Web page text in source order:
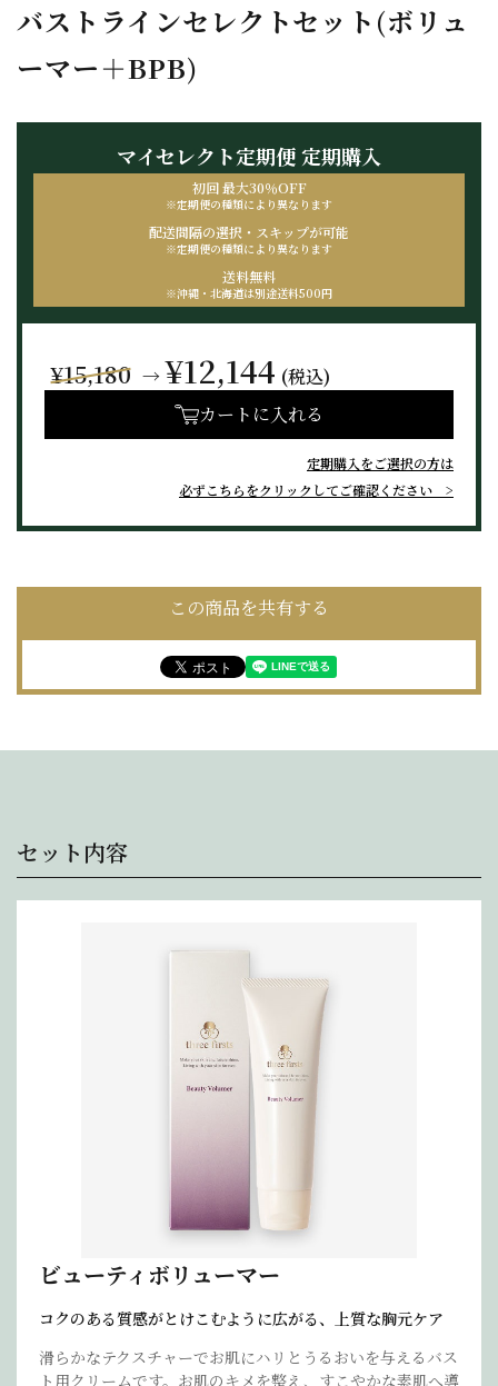
バストラインセレクトセット(ボリュ
ーマー＋BPB)
マイセレクト定期便定期購入
初回 最大30％OFF
※定期便の種類により異なります
配送間隔の選択・ スキップが可能
※定期便の種類により異なります
送料無料
※沖縄・北海道は別途送料500円
¥15,180 → ¥12,144 (税込)
カートに入れる
定期購入をご選択の方は
必ずこちらをクリックしてご確認ください
この商品を共有する
セット内容
ビューティボリューマー
コクのある質感がとけこむように広がる、上質な胸元ケア
滑らかなテクスチャーでお肌にハリとうるおいを与えるバス
ト用クリームです。お肌のキメを整え、すこやかな素肌へ導